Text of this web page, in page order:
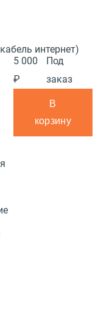
интернет)
5 000
₽
Под
заказ
В
корзину